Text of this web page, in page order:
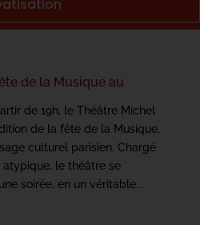
de la Musique au
de 19h, le Théâtre Michel
de la fête de la Musique,
culturel parisien. Chargé
atypique, le théâtre se
soirée, en un véritable...